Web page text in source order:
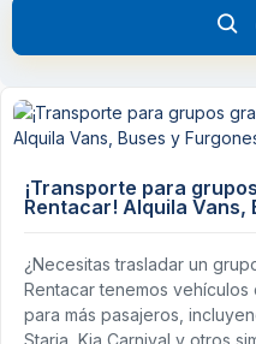
¡Transporte para
Rentacar! Alquila Vans,
¿Necesitas trasladar un
Rentacar tenemos vehículos
para más pasajeros,
Staria, Kia Carnival y otros